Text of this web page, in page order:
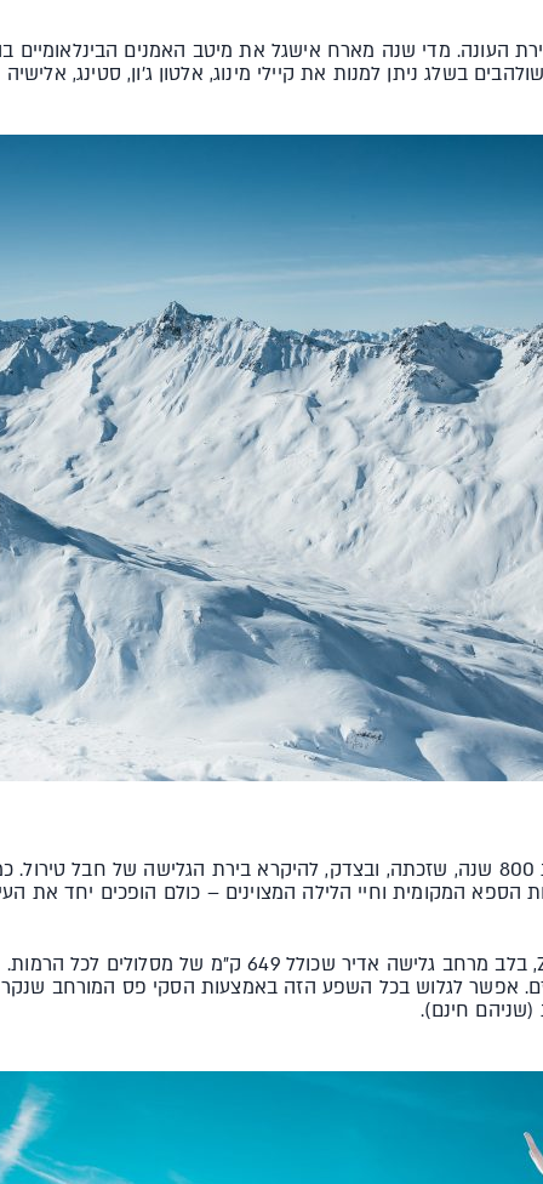
העונה. מדי שנה מארח אישגל את מיטב האמנים הבינלאומיים
בשלג ניתן למנות את קיילי מינוג, אלטון ג'ון, סטינג, אלישיה
עיירת סקי גדולה עם היסטוריה בת 800 שנה, שזכתה, ובצדק, להיקרא בירת הגלישה של
הספא המקומית וחיי הלילה המצוינים – כולם הופכים יחד את
חינם).